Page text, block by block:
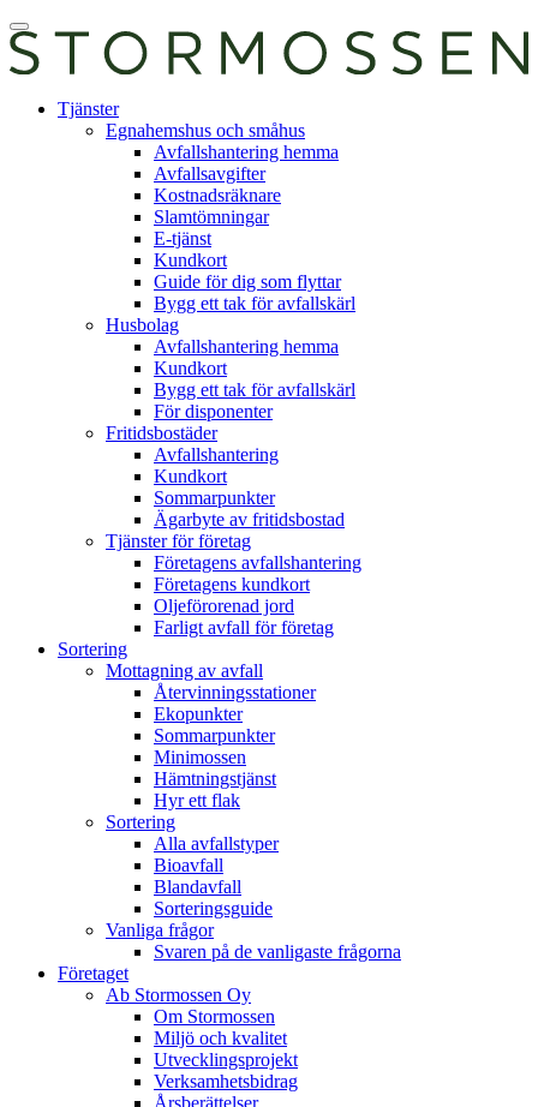
Skip
to
content
Öppna
huvudmeny
tjänst
Tjänster
Egnahemshus och småhus
Avfallshantering hemma
Avfallsavgifter
Kostnadsräknare
Slamtömningar
E-tjänst
Kundkort
Guide för dig som flyttar
Bygg ett tak för avfallskärl
Husbolag
Avfallshantering hemma
Kundkort
Bygg ett tak för avfallskärl
För disponenter
Fritidsbostäder
Avfallshantering
Kundkort
Sommarpunkter
Ägarbyte av fritidsbostad
Tjänster för företag
Företagens avfallshantering
Företagens kundkort
Oljeförorenad jord
Farligt avfall för företag
Sortering
Mottagning av avfall
Återvinningsstationer
Ekopunkter
Sommarpunkter
Minimossen
Hämtningstjänst
Hyr ett flak
Sortering
Alla avfallstyper
Bioavfall
Blandavfall
Sorteringsguide
Vanliga frågor
Svaren på de vanligaste frågorna
Företaget
Ab Stormossen Oy
Om Stormossen
Miljö och kvalitet
Utvecklingsprojekt
Verksamhetsbidrag
Årsberättelser